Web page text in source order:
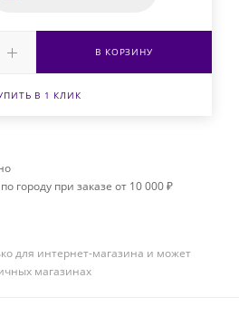
В КОРЗИНУ
В 1 КЛИК
городу при заказе от 10 000 ₽
для интернет-магазина и может
магазинах